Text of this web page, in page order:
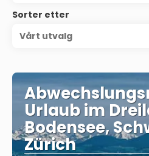
Sorter etter
Vårt utvalg
Urlaub im
Bodensee,
Zürich